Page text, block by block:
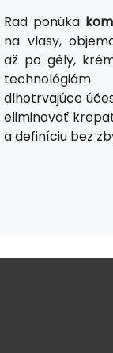
Rad ponúka
na vlasy,
až po gély,
dlhotrvajúce
eliminovať
a definíciu bez